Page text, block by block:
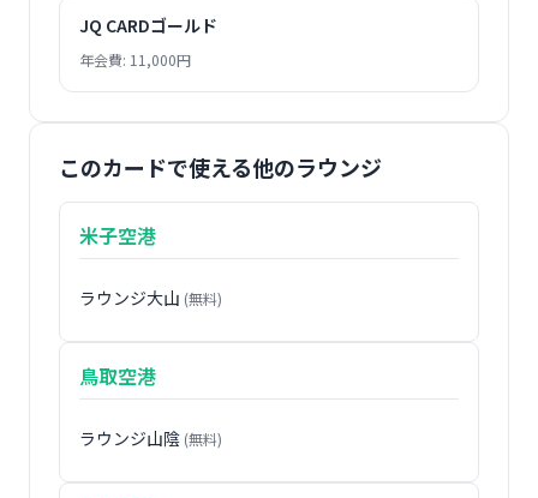
JQ CARDゴールド
年会費: 11,000円
このカードで使える他のラウンジ
米子空港
ラウンジ大山 (無料)
鳥取空港
ラウンジ山陰 (無料)